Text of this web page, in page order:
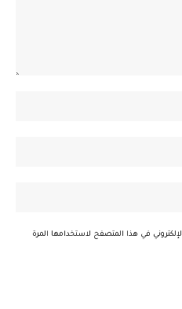
في هذا المتصفح لاستخدامها المرة